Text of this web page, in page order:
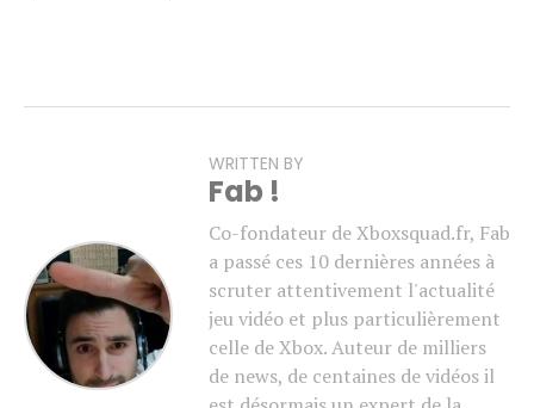
WRITTEN BY
Fab !
Co-fondateur de Xboxsquad.fr, Fab
a passé ces 10 dernières années à
scruter attentivement l'actualité
jeu vidéo et plus particulièrement
celle de Xbox. Auteur de milliers
de news, de centaines de vidéos il